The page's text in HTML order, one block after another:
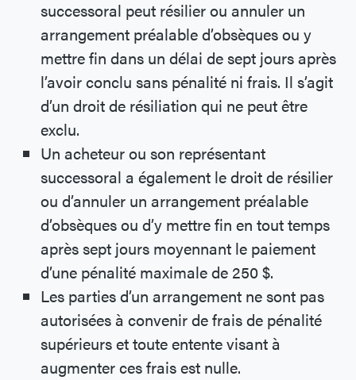
successoral peut résilier ou annuler un
arrangement préalable d’obsèques ou y
mettre fin dans un délai de sept jours après
l’avoir conclu sans pénalité ni frais. Il s’agit
d’un droit de résiliation qui ne peut être
exclu.
Un acheteur ou son représentant
successoral a également le droit de résilier
ou d’annuler un arrangement préalable
d’obsèques ou d’y mettre fin en tout temps
après sept jours moyennant le paiement
d’une pénalité maximale de 250 $.
Les parties d’un arrangement ne sont pas
autorisées à convenir de frais de pénalité
supérieurs et toute entente visant à
augmenter ces frais est nulle.